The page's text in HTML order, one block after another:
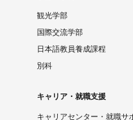
観光学部
国際交流学部
日本語教員養成課程
別科
キャリア・就職支援
キャリアセンター・就職サ